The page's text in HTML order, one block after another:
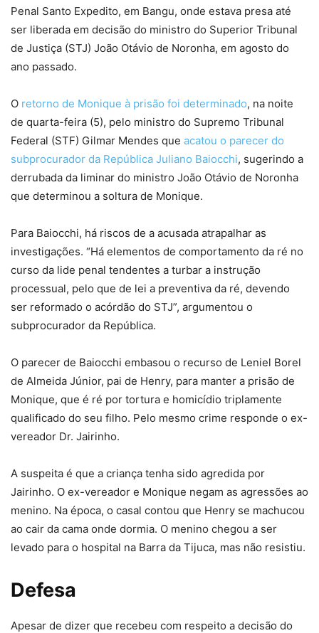
Penal Santo Expedito, em Bangu, onde estava presa até
ser liberada em decisão do ministro do Superior Tribunal
de Justiça (STJ) João Otávio de Noronha, em agosto do
ano passado.
O retorno de Monique à prisão foi determinado, na noite
de quarta-feira (5), pelo ministro do Supremo Tribunal
Federal (STF) Gilmar Mendes que acatou o parecer do
subprocurador da República Juliano Baiocchi, sugerindo a
derrubada da liminar do ministro João Otávio de Noronha
que determinou a soltura de Monique.
Para Baiocchi, há riscos de a acusada atrapalhar as
investigações. “Há elementos de comportamento da ré no
curso da lide penal tendentes a turbar a instrução
processual, pelo que de lei a preventiva da ré, devendo
ser reformado o acórdão do STJ”, argumentou o
subprocurador da República.
O parecer de Baiocchi embasou o recurso de Leniel Borel
de Almeida Júnior, pai de Henry, para manter a prisão de
Monique, que é ré por tortura e homicídio triplamente
qualificado do seu filho. Pelo mesmo crime responde o ex-
vereador Dr. Jairinho.
A suspeita é que a criança tenha sido agredida por
Jairinho. O ex-vereador e Monique negam as agressões ao
menino. Na época, o casal contou que Henry se machucou
ao cair da cama onde dormia. O menino chegou a ser
levado para o hospital na Barra da Tijuca, mas não resistiu.
Defesa
Apesar de dizer que recebeu com respeito a decisão do